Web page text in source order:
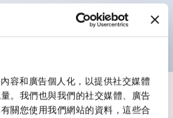
容和廣告個人化，以提供社交媒體
。我們也與我們的社交媒體、廣告
關您使用我們網站的資料，這些合
安全性的彈子鎖結構
）
顯示全部